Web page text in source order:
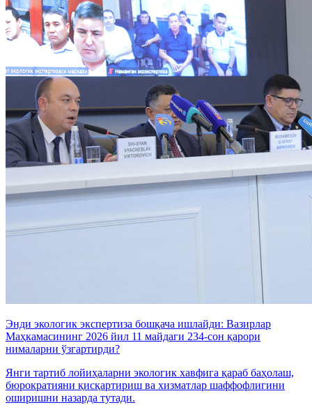
Энди экологик экспертиза бошқача ишлайди: Вазирлар
Маҳкамасининг 2026 йил 11 майдаги 234-сон қарори
нималарни ўзгартирди?
Янги тартиб лойиҳаларни экологик хавфига қараб баҳолаш,
бюрократияни қисқартириш ва хизматлар шаффофлигини
оширишни назарда тутади.